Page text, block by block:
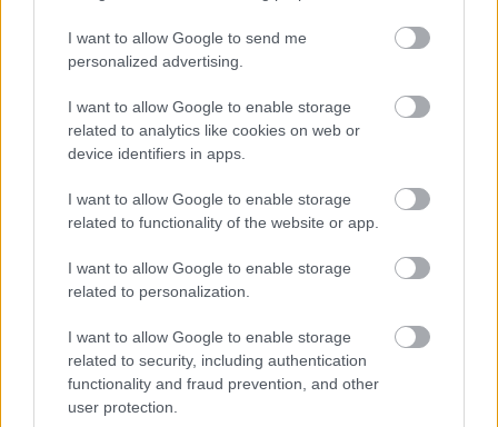
I want to allow Google to send me
personalized advertising.
I want to allow Google to enable storage
related to analytics like cookies on web or
device identifiers in apps.
I want to allow Google to enable storage
related to functionality of the website or app.
I want to allow Google to enable storage
related to personalization.
I want to allow Google to enable storage
related to security, including authentication
functionality and fraud prevention, and other
user protection.